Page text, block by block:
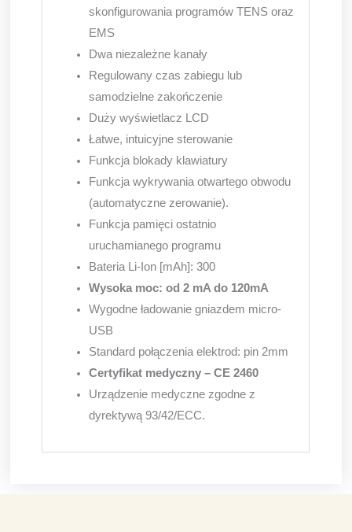
skonfigurowania programów TENS oraz
EMS
Dwa niezależne kanały
Regulowany czas zabiegu lub
samodzielne zakończenie
Duży wyświetlacz LCD
Łatwe, intuicyjne sterowanie
Funkcja blokady klawiatury
Funkcja wykrywania otwartego obwodu
(automatyczne zerowanie).
Funkcja pamięci ostatnio
uruchamianego programu
Bateria Li-Ion [mAh]: 300
Wysoka moc: od 2 mA do 120mA
Wygodne ładowanie gniazdem micro-
USB
Standard połączenia elektrod: pin 2mm
Certyfikat medyczny – CE 2460
Urządzenie medyczne zgodne z
dyrektywą 93/42/ECC.